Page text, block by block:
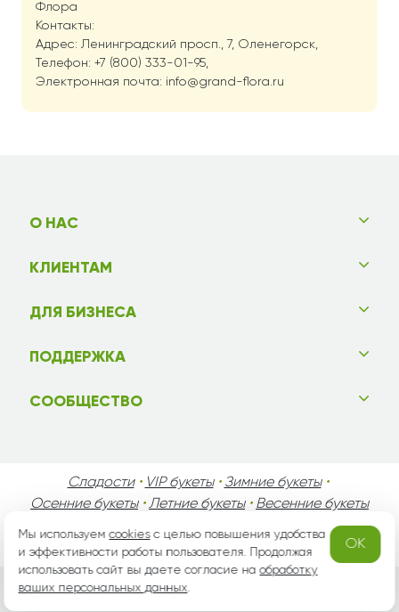
Флора
Контакты:
Адрес: Ленинградский просп., 7, Оленегорск,
Телефон: +7 (800) 333-01-95,
Электронная почта: info@grand-flora.ru
О НАС
КЛИЕНТАМ
ДЛЯ БИЗНЕСА
ПОДДЕРЖКА
СООБЩЕСТВО
Сладости• VIP букеты• Зимние букеты•
Осенние букеты•Летние букеты• Весенние букеты
День Святого Валентина День Матери•
День Мужчин•Праздники!
Мы используемcookiesс целью повышения удобства
и эффективности работы пользователя. Продолжая
использовать сайт вы даете согласие наобработку
ваших персональных данных.
OK